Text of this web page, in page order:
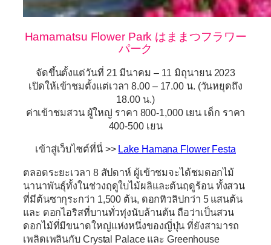
Hamamatsu Flower Park はままつフラワー
パーク
จัดขึ้นตั้งแต่วันที่ 21 มีนาคม – 11 มิถุนายน 2023
เปิดให้เข้าชมตั้งแต่เวลา 8.00 – 17.00 น. (วันหยุดถึง
18.00 น.)
ค่าเข้าชมสวน ผู้ใหญ่ ราคา 800-1,000 เยน เด็ก ราคา
400-500 เยน
เข้าสู่เว็บไซต์ที่นี่ >> Lake Hamana Flower Festa
ตลอดระยะเวลา 8 สัปดาห์ ผู้เข้าชมจะได้ชมดอกไม้
นานาพันธุ์ทั้งในช่วงฤดูใบไม้ผลิและต้นฤดูร้อน ทั้งสวน
ที่มีต้นซากุระกว่า 1,500 ต้น, ดอกทิวลิปกว่า 5 แสนต้น
และ ดอกไอริสที่บานทั่วทุ่งนับล้านต้น ถือว่าเป็นสวน
ดอกไม้ที่มีขนาดใหญ่แห่งหนึ่งของญี่ปุ่น ที่ยังสามารถ
เพลิดเพลินกับ Crystal Palace และ Greenhouse